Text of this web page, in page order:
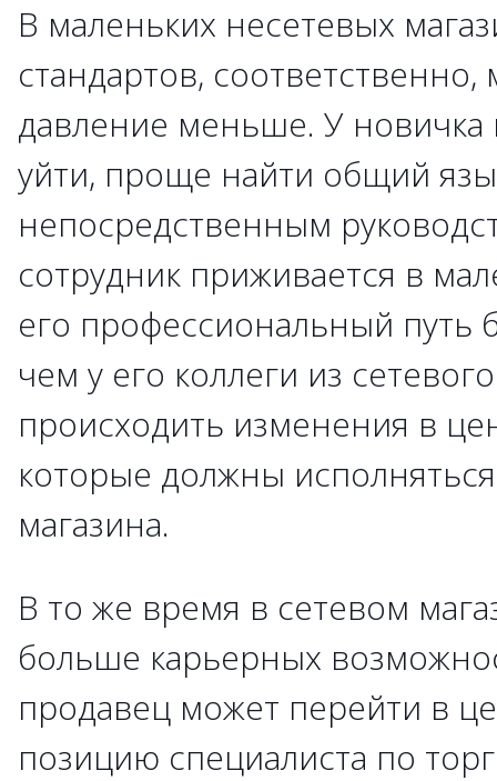
В маленьких несетевых
стандартов,
давление меньше. У
уйти, проще найти общий
непосредственным
сотрудник приживается в
его профессиональный путь
чем у его коллеги из
происходить изменения в
которые должны
магазина.
В то же время в сетевом
больше карьерных
продавец может перейти в
позицию специалиста по